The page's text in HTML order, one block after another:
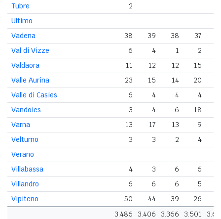
Tubre
2
Ultimo
Vadena
38 39 38 37
Val di Vizze
6 4 1
2
Valdaora
11 12 12 15
Valle Aurina
23 15 14 20
Valle di Casies
6 4 4 4
Vandoies
3 4 6 18
Varna
13 17 13 9
Velturno
3 3 2
4
Verano
Villabassa
4 3 6 6
Villandro
6 6 6 5
Vipiteno
50 44 39 26
3.486
3.406 3.366 3.501